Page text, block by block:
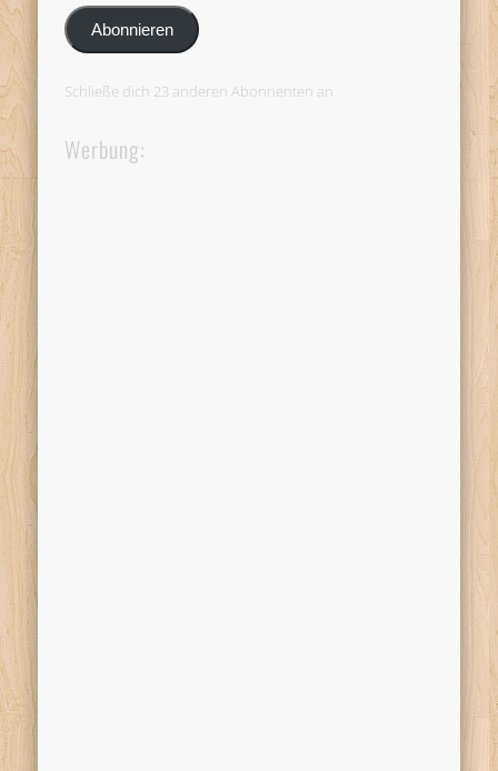
Adresse
Abonnieren
Schließe dich 23 anderen Abonnenten an
Werbung: